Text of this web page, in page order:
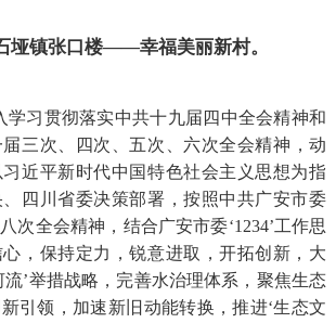
垭镇张口楼——幸福美丽新村。
学习贯彻落实中共十九届四中全会精神和
三次、四次、 五次、六次全会精神，动
近平新时代中国特色社会主义思想为指
四川省委决策部署，按照中共广安市委
次全会精神，结合广安市委‘1234’工作思
，保持定力，锐意进取，开拓创新，大
流’举措战略，完善水治理体系，聚焦生态
引领，加速新旧动能转换，推进‘生态文